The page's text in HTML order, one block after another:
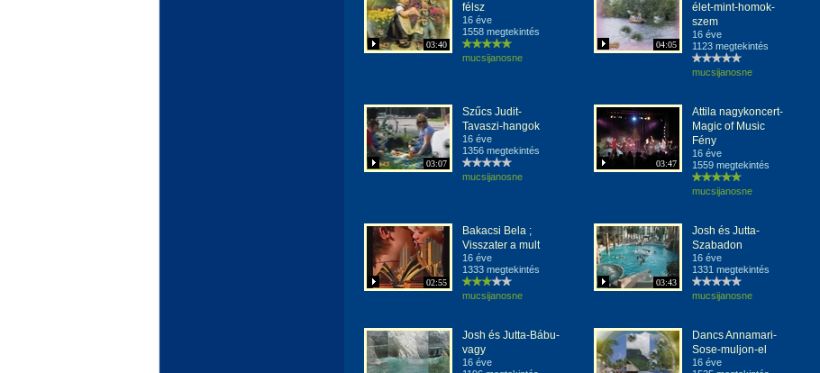
03:40
félsz
16 éve
1558 megtekintés
mucsijanosne
04:05
élet-mint-homok-
szem
16 éve
1123 megtekintés
mucsijanosne
03:07
Szűcs Judit-
Tavaszi-hangok
16 éve
1356 megtekintés
mucsijanosne
03:47
Attila nagykoncert-
Magic of Music
Fény
16 éve
1559 megtekintés
mucsijanosne
02:55
Bakacsi Bela ;
Visszater a mult
16 éve
1333 megtekintés
mucsijanosne
03:43
Josh és Jutta-
Szabadon
16 éve
1331 megtekintés
mucsijanosne
Josh és Jutta-Bábu-
vagy
16 éve
Dancs Annamari-
Sose-muljon-el
16 éve